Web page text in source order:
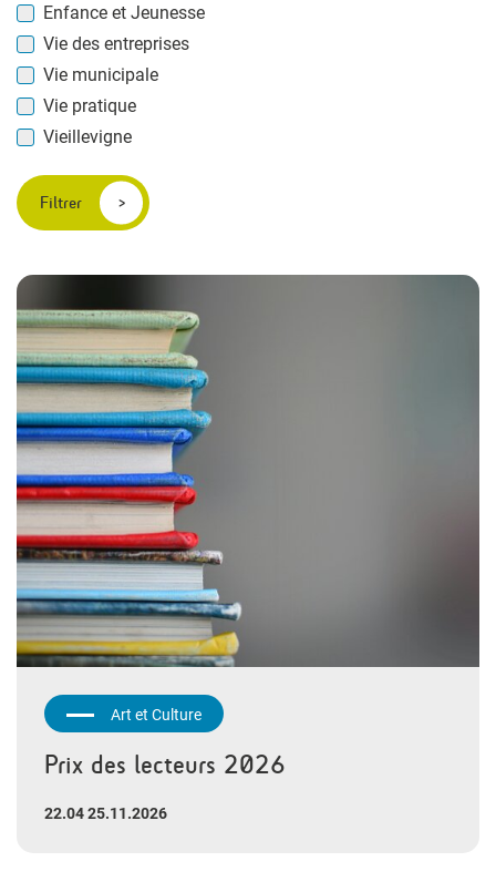
Enfance et Jeunesse
Vie des entreprises
Vie municipale
Vie pratique
Vieillevigne
Filtrer
Art et Culture
Prix des lecteurs 2026
22.04 25.11.2026